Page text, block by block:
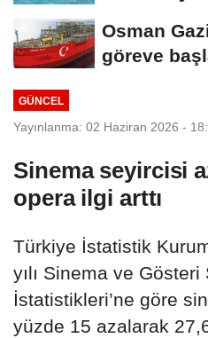
Osman
göreve
GÜNCEL
Yayınlanma: 02 Haziran 2026 -
Sinema seyircisi
opera ilgi arttı
Türkiye İstatistik
yılı Sinema ve Gösteri
İstatistikleri’ne göre
yüzde 15 azalarak